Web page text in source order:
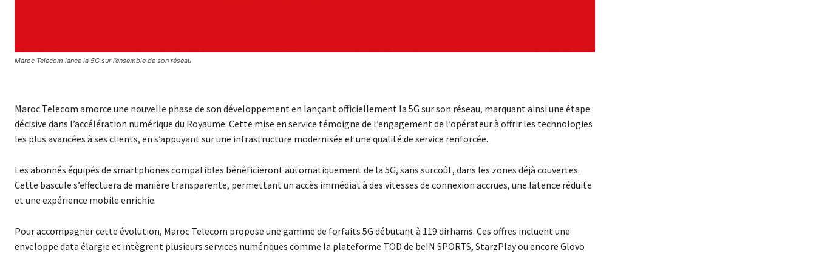
Maroc Telecom lance la 5G sur l’ensemble de son réseau
Maroc Telecom amorce une nouvelle phase de son développement en lançant officiellement la 5G sur son réseau, marquant ainsi une étape
décisive dans l’accélération numérique du Royaume. Cette mise en service témoigne de l’engagement de l’opérateur à offrir les technologies
les plus avancées à ses clients, en s’appuyant sur une infrastructure modernisée et une qualité de service renforcée.
Les abonnés équipés de smartphones compatibles bénéficieront automatiquement de la 5G, sans surcoût, dans les zones déjà couvertes.
Cette bascule s’effectuera de manière transparente, permettant un accès immédiat à des vitesses de connexion accrues, une latence réduite
et une expérience mobile enrichie.
Pour accompagner cette évolution, Maroc Telecom propose une gamme de forfaits 5G débutant à 119 dirhams. Ces offres incluent une
enveloppe data élargie et intègrent plusieurs services numériques comme la plateforme TOD de beIN SPORTS, StarzPlay ou encore Glovo